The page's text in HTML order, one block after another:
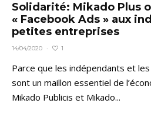
Solidarité: Mikado Plus
« Facebook Ads » aux
petites entreprises
14/04/2020 · 1
Parce que les indépendants et
sont un maillon essentiel de
Mikado Publicis et Mikado...